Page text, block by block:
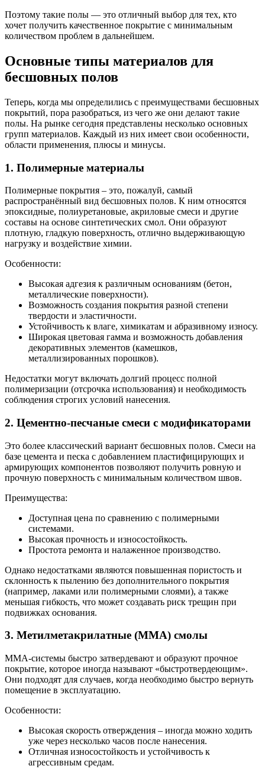
Поэтому такие полы — это отличный выбор для тех, кто
хочет получить качественное покрытие с минимальным
количеством проблем в дальнейшем.
Основные типы материалов для
бесшовных полов
Теперь, когда мы определились с преимуществами бесшовных
покрытий, пора разобраться, из чего же они делают такие
полы. На рынке сегодня представлены несколько основных
групп материалов. Каждый из них имеет свои особенности,
области применения, плюсы и минусы.
1. Полимерные материалы
Полимерные покрытия – это, пожалуй, самый
распространённый вид бесшовных полов. К ним относятся
эпоксидные, полиуретановые, акриловые смеси и другие
составы на основе синтетических смол. Они образуют
плотную, гладкую поверхность, отлично выдерживающую
нагрузку и воздействие химии.
Особенности:
Высокая адгезия к различным основаниям (бетон,
металлические поверхности).
Возможность создания покрытия разной степени
твердости и эластичности.
Устойчивость к влаге, химикатам и абразивному износу.
Широкая цветовая гамма и возможность добавления
декоративных элементов (камешков,
металлизированных порошков).
Недостатки могут включать долгий процесс полной
полимеризации (отсрочка использования) и необходимость
соблюдения строгих условий нанесения.
2. Цементно-песчаные смеси с модификаторами
Это более классический вариант бесшовных полов. Смеси на
базе цемента и песка с добавлением пластифицирующих и
армирующих компонентов позволяют получить ровную и
прочную поверхность с минимальным количеством швов.
Преимущества:
Доступная цена по сравнению с полимерными
системами.
Высокая прочность и износостойкость.
Простота ремонта и налаженное производство.
Однако недостатками являются повышенная пористость и
склонность к пылению без дополнительного покрытия
(например, лаками или полимерными слоями), а также
меньшая гибкость, что может создавать риск трещин при
подвижках основания.
3. Метилметакрилатные (ММА) смолы
ММА-системы быстро затвердевают и образуют прочное
покрытие, которое иногда называют «быстротвердеющим».
Они подходят для случаев, когда необходимо быстро вернуть
помещение в эксплуатацию.
Особенности:
Высокая скорость отверждения – иногда можно ходить
уже через несколько часов после нанесения.
Отличная износостойкость и устойчивость к
агрессивным средам.